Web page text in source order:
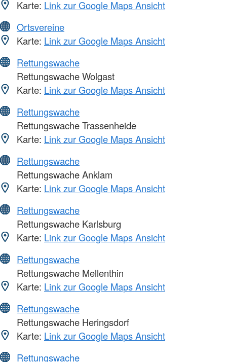
Karte: Link zur Google Maps Ansicht
Ortsvereine
Karte: Link zur Google Maps Ansicht
Rettungswache
Rettungswache Wolgast
Karte: Link zur Google Maps Ansicht
Rettungswache
Rettungswache Trassenheide
Karte: Link zur Google Maps Ansicht
Rettungswache
Rettungswache Anklam
Karte: Link zur Google Maps Ansicht
Rettungswache
Rettungswache Karlsburg
Karte: Link zur Google Maps Ansicht
Rettungswache
Rettungswache Mellenthin
Karte: Link zur Google Maps Ansicht
Rettungswache
Rettungswache Heringsdorf
Karte: Link zur Google Maps Ansicht
Rettungswache